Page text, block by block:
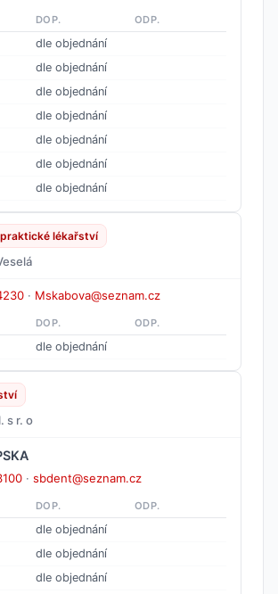
DOP. ODP.
dle objednání
dle objednání
dle objednání
dle objednání
dle objednání
dle objednání
dle objednání
lékařství
· Mskabova@seznam.cz
DOP. ODP.
dle objednání
s r. o
· sbdent@seznam.cz
DOP. ODP.
dle objednání
dle objednání
dle objednání